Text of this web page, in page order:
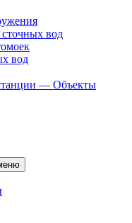
вод
вод
— Объекты